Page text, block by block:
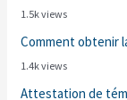
1.5k views
Comment obtenir
1.4k views
Attestation de